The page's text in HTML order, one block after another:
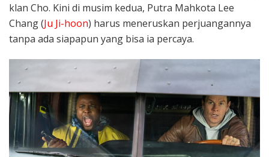
klan Cho. Kini di musim kedua, Putra Mahkota Lee
Chang (Ju Ji-hoon) harus meneruskan perjuangannya
tanpa ada siapapun yang bisa ia percaya.